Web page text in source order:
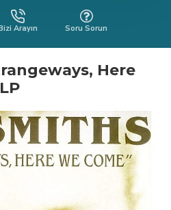
Arayın Soru Sorun
Here